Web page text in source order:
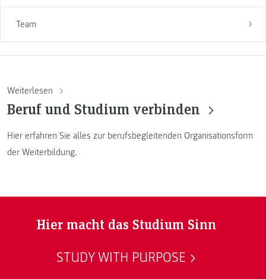
Team
Weiterlesen
Beruf und Studium verbinden
Hier erfahren Sie alles zur berufsbegleitenden Organisationsform
der Weiterbildung.
Hier macht das Studium Sinn
STUDY WITH PURPOSE